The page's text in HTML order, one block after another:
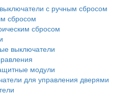
с ручным сбросом
сбросом
сбросом
выключатели
модули
для управления дверями